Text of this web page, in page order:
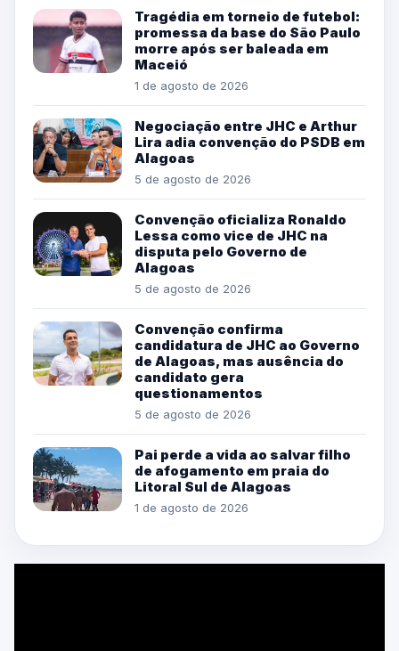
Tragédia em torneio de futebol:
promessa da base do São Paulo
morre após ser baleada em
Maceió
1 de agosto de 2026
Negociação entre JHC e Arthur
Lira adia convenção do PSDB em
Alagoas
5 de agosto de 2026
Convenção oficializa Ronaldo
Lessa como vice de JHC na
disputa pelo Governo de
Alagoas
5 de agosto de 2026
Convenção confirma
candidatura de JHC ao Governo
de Alagoas, mas ausência do
candidato gera
questionamentos
5 de agosto de 2026
Pai perde a vida ao salvar filho
de afogamento em praia do
Litoral Sul de Alagoas
1 de agosto de 2026